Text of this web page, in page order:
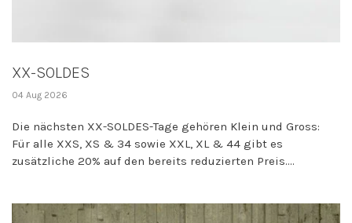
XX-SOLDES
04 Aug 2026
Die nächsten XX-SOLDES-Tage gehören Klein und Gross:
Für alle XXS, XS & 34 sowie XXL, XL & 44 gibt es
zusätzliche 20% auf den bereits reduzierten Preis....